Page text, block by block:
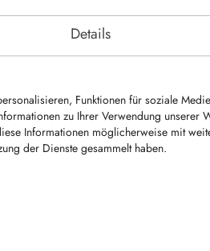
Details
Funktionen für soziale
zu Ihrer Verwendung unserer
Informationen möglicherweise mit
der Dienste gesammelt haben.
KRM0091